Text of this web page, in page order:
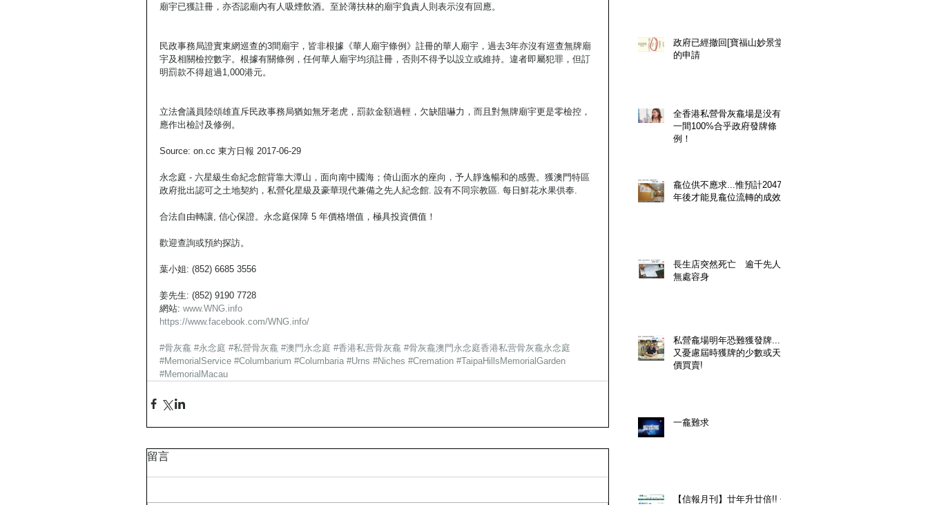
廟宇已獲註冊，亦否認廟內有人吸煙飲酒。至於薄扶林的廟宇負責人則表示沒有回應。
民政事務局證實東網巡查的3間廟宇，皆非根據《華人廟宇條例》註冊的華人廟宇，過去3年亦沒有巡查無牌廟
宇及相關檢控數字。根據有關條例，任何華人廟宇均須註冊，否則不得予以設立或維持。違者即屬犯罪，但訂
明罰款不得超過1,000港元。
立法會議員陸頌雄直斥民政事務局猶如無牙老虎，罰款金額過輕，欠缺阻嚇力，而且對無牌廟宇更是零檢控，
應作出檢討及修例。
Source: on.cc 東方日報 2017-06-29
永念庭 - 六星級生命紀念館背靠大潭山，面向南中國海；倚山面水的座向，予人靜逸暢和的感覺。獲澳門特區
政府批出認可之土地契約，私營化星級及豪華現代兼備之先人紀念館. 設有不同宗教區. 每日鮮花水果供奉.
合法自由轉讓, 信心保證。永念庭保障 5 年價格增值，極具投資價值！
歡迎查詢或預約探訪。
葉小姐: (852) 6685 3556
姜先生: (852) 9190 7728
網站: www.WNG.info
https://www.facebook.com/WNG.info/
#骨灰龕 #永念庭 #私營骨灰龕 #澳門永念庭 #香港私营骨灰龕 #骨灰龕澳門永念庭香港私营骨灰龕永念庭
#MemorialService #Columbarium #Columbaria #Urns #Niches #Cremation #TaipaHillsMemorialGarden
#MemorialMacau
留言
政府已經撤回[寶福山妙景堂]
的申請
全香港私營骨灰龕場是没有
一間100%合乎政府發牌條
例！
龕位供不應求...惟預計2047
年後才能見龕位流轉的成效!
長生店突然死亡 逾千先人
無處容身
私營龕場明年恐難獲發牌....
又憂慮屆時獲牌的少數或天
價買賣!
一龕難求
【信報月刊】廿年升廿倍!! 什